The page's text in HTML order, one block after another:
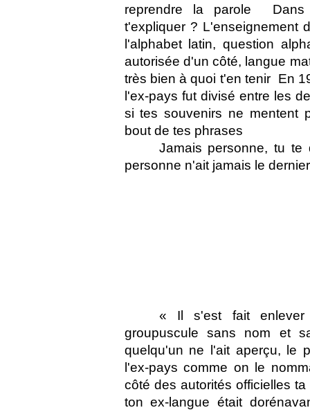
reprendre la parole 
t'expliquer ? L'enseignement
l'alphabet latin, question
autorisée d'un côté, langue
très bien à quoi t'en tenir  En
l'ex-pays fut divisé entre les
si tes souvenirs ne mentent
bout de tes phrases 
Jamais personne, tu te
personne n'ait jamais le dernier
« Il s'est fait enlever
groupuscule sans nom et
quelqu'un ne l'ait aperçu, le
l'ex-pays comme on le
côté des autorités officielles
ton ex-langue était